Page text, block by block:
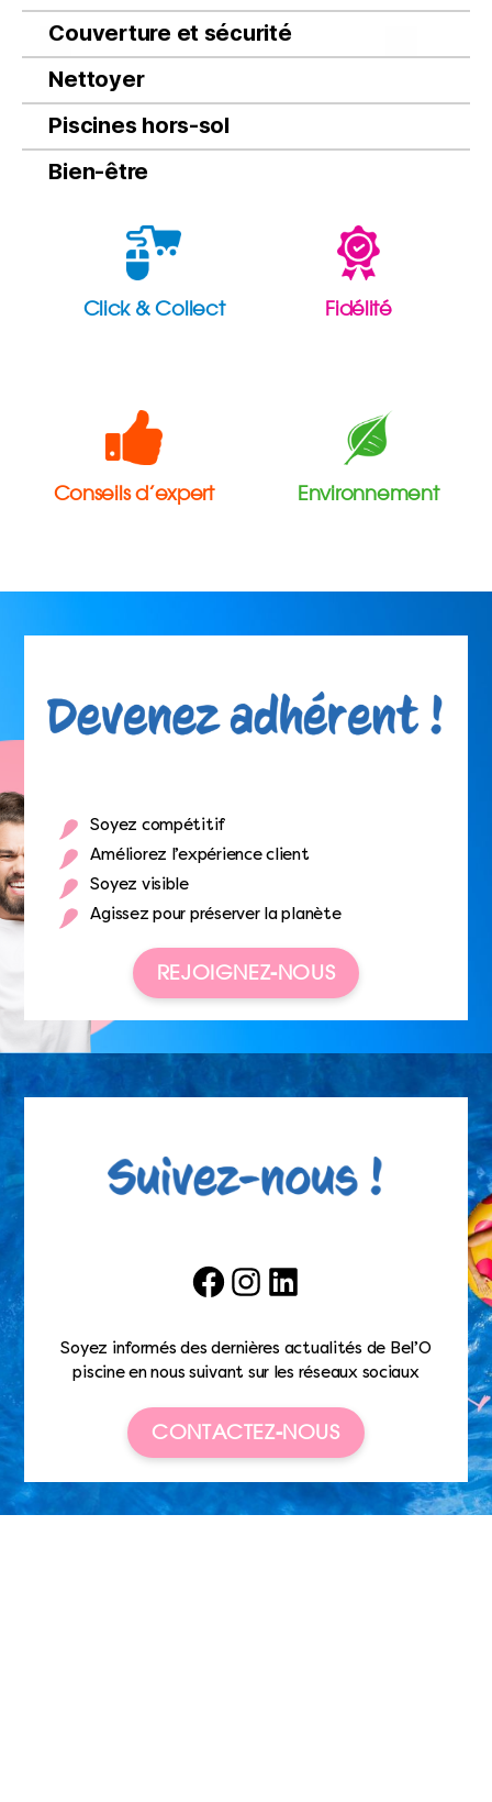
Couverture et sécurité
Nettoyer
Piscines hors-sol
Bien-être
Click & Collect
Conseils d’expert
Fidélité
Environnement
Soyez compétitif
Améliorez l’expérience client
Soyez visible
Agissez pour préserver la planète
REJOIGNEZ-NOUS
FacebookInstagramLinkedIn
Soyez informés des dernières actualités de Bel’O
piscine en nous suivant sur les réseaux sociaux
CONTACTEZ-NOUS